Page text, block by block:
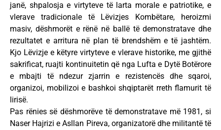
janë, shpalosja e virtyteve të larta morale e patriotike, e
vlerave tradicionale të Lëvizjes Kombëtare, heroizmi
masiv, dëshmorët e rënë në ballë të demonstratave dhe
rezultatet e arritura në plan të brendshëm e të jashtëm.
Kjo Lëvizje e këtyre virtyteve e vlerave historike, me gjithë
sakrificat, ruajti kontinuitetin që nga Lufta e Dytë Botërore
e mbajti të ndezur zjarrin e rezistencës dhe sqaroi,
organizoi, mobilizoi e bashkoi shqiptarët rreth flamurit të
lirisë.
Pas rënies së dëshmorëve të demonstratave më 1981, si
Naser Hajrizi e Asllan Pireva, organizatorë dhe militantë të